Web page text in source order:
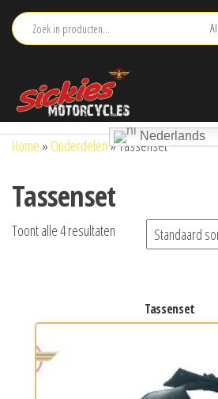
naar
Nederlands
Home » Onderdelen»Tassenset
Tassenset
Toont alle 4 resultaten
tassenset